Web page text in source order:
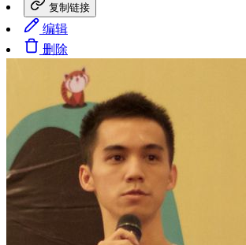
复制链接
编辑
删除